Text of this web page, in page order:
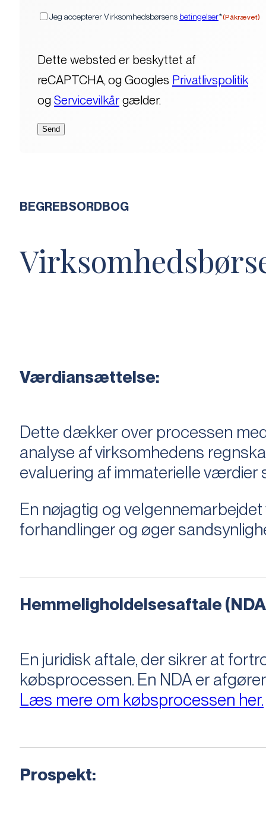
Jeg accepterer Virksomhedsbørsens betingelser*(Påkrævet)
Dette websted er beskyttet af
reCAPTCHA, og Googles Privatlivspolitik
og Servicevilkårgælder.
BEGREBSORDBOG
Værdiansættelse:
Dette dækker over processen
analyse af virksomhedens
evaluering af immaterielle
En nøjagtig og
forhandlinger og øger
Hemmeligholdelsesaftale
En juridisk aftale, der sikrer at
købsprocessen​​. En NDA er
Læs mere om købsprocessen her.
Prospekt: